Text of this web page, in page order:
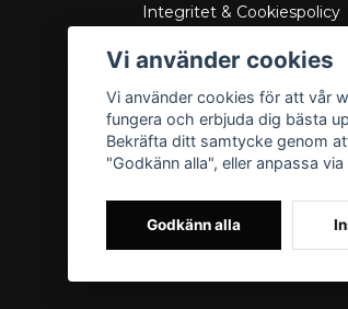
Integritet & Cookiespolicy
Service/Garanti
Lådritning
Om oss
Vi använder cookies
Vi använder cookies för att vår
fungera och erbjuda dig bästa
Bekräfta ditt samtycke genom
"Godkänn alla", eller anpassa via
Godkänn alla